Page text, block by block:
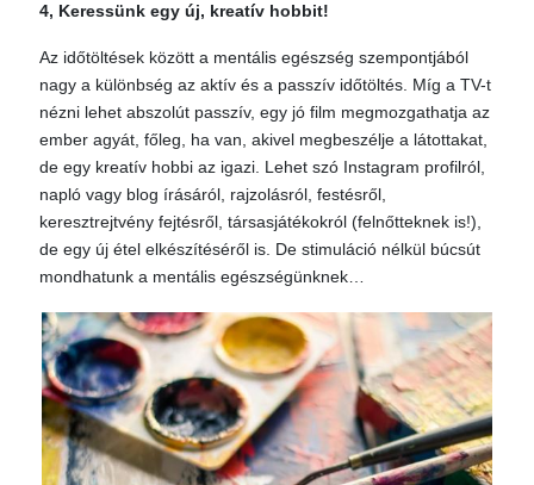
4, Keressünk egy új, kreatív hobbit!
Az időtöltések között a mentális egészség szempontjából
nagy a különbség az aktív és a passzív időtöltés. Míg a TV-t
nézni lehet abszolút passzív, egy jó film megmozgathatja az
ember agyát, főleg, ha van, akivel megbeszélje a látottakat,
de egy kreatív hobbi az igazi. Lehet szó Instagram profilról,
napló vagy blog írásáról, rajzolásról, festésről,
keresztrejtvény fejtésről, társasjátékokról (felnőtteknek is!),
de egy új étel elkészítéséről is. De stimuláció nélkül búcsút
mondhatunk a mentális egészségünknek…